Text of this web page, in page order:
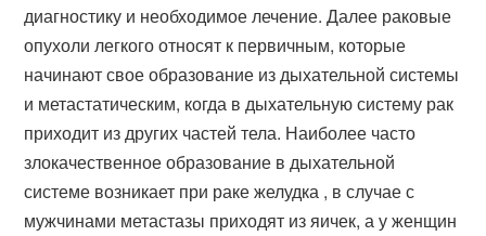
диагностику и необходимое лечение. Далее раковые
опухоли легкого относят к первичным, которые
начинают свое образование из дыхательной системы
и метастатическим, когда в дыхательную систему рак
приходит из других частей тела. Наиболее часто
злокачественное образование в дыхательной
системе возникает при раке желудка , в случае с
мужчинами метастазы приходят из яичек, а у женщин